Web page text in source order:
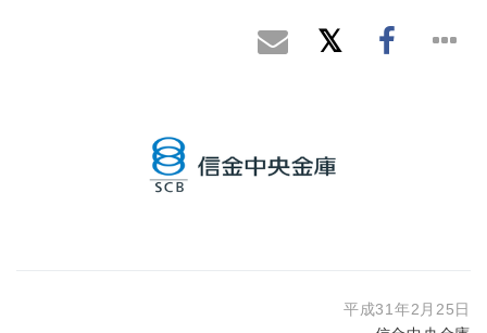
平成31年2月25日